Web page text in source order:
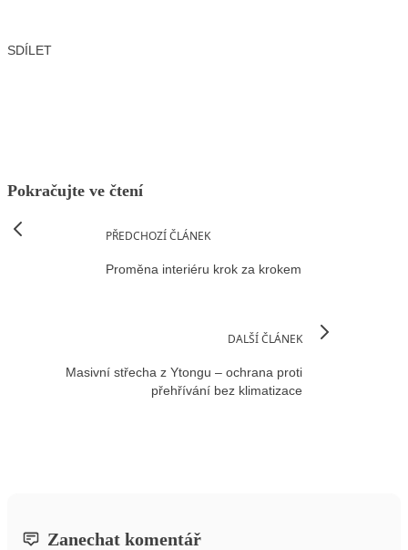
SDÍLET
Pokračujte ve čtení
PŘEDCHOZÍ ČLÁNEK
Proměna interiéru krok za krokem
DALŠÍ ČLÁNEK
Masivní střecha z Ytongu – ochrana proti
přehřívání bez klimatizace
Zanechat komentář